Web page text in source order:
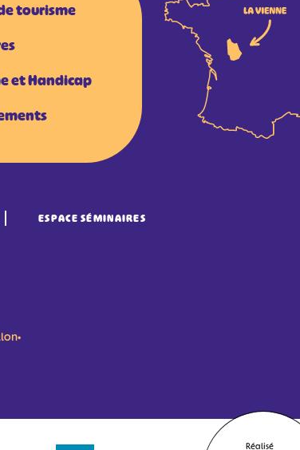
tourisme
et Handicap
ESPACE SÉMINAIRES
Réalisé